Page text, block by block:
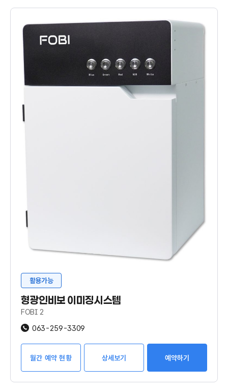
활용가능
형광인비보 이미징시스템
FOBI 2
063-259-3309
월간 예약 현황 상세보기 예약하기